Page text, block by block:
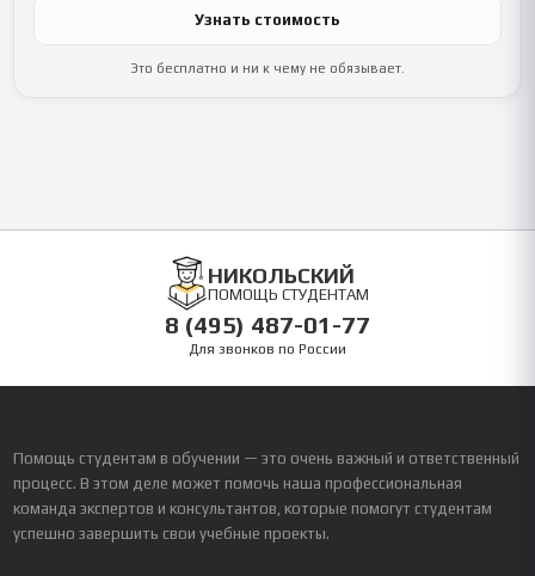
Узнать стоимость
Это бесплатно и ни к чему не обязывает.
НИКОЛЬСКИЙ
ПОМОЩЬ СТУДЕНТАМ
8 (495) 487-01-77
Для звонков по России
Помощь студентам в обучении — это очень важный и ответственный
процесс. В этом деле может помочь наша профессиональная
команда экспертов и консультантов, которые помогут студентам
успешно завершить свои учебные проекты.